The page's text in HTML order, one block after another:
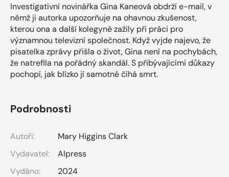
Investigativní novinářka Gina Kaneová obdrží e-mail, v
němž ji autorka upozorňuje na ohavnou zkušenost,
kterou ona a další kolegyně zažily při práci pro
významnou televizní společnost. Když vyjde najevo, že
pisatelka zprávy přišla o život, Gina není na pochybách,
že natrefila na pořádný skandál. S přibývajícími důkazy
pochopí, jak blízko jí samotné číhá smrt.
Podrobnosti
Autoři:
Mary Higgins Clark
Vydavatel:
Alpress
Vydáno:
2024